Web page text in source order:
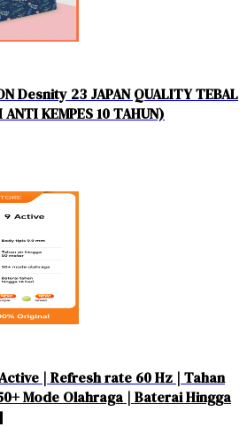
Desnity 23 JAPAN QUALITY TEBAL
KEMPES 10 TAHUN)
| Refresh rate 60 Hz | Tahan
Mode Olahraga | Baterai Hingga